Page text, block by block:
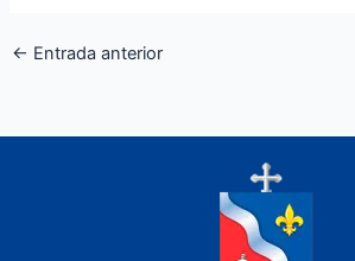
← Entrada anterior